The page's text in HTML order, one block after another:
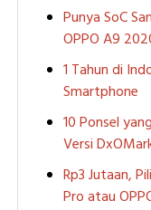
Punya SoC
OPPO A9
1 Tahun di
Smartphone
10 Ponsel
Versi
Rp3 Jutaan,
Pro atau